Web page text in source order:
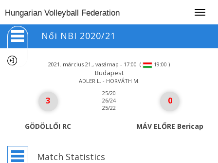
Hungarian Volleyball Federation
Női NBI 2020/21
2021. március 21., vasárnap - 17:00 ( 19:00 )
Budapest
ADLER L. - HORVÁTH M.
3
GÖDÖLLŐI RC
25/20
26/24
25/22
0
MÁV ELŐRE Bericap
Match Statistics